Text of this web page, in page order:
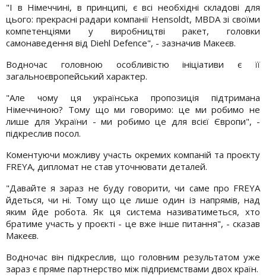
"І в Німеччині, в принципі, є всі необхідні складові для
цього: прекрасні радари компанії Hensoldt, MBDA зі своїми
компетенціями у виробництві ракет, головки
самонаведення від Diehl Defence", - зазначив Макеєв.
Водночас головною особливістю ініціативи є її
загальноєвропейський характер.
"Але чому ця українська пропозиція підтримана
Німеччиною? Тому що ми говоримо: це ми робимо не
лише для України - ми робимо це для всієї Європи", -
підкреслив посол.
Коментуючи можливу участь окремих компаній та проєкту
FREYA, дипломат не став уточнювати деталей.
"Давайте я зараз не буду говорити, чи саме про FREYA
йдеться, чи ні. Тому що це лише один із напрямів, над
яким йде робота. Як ця система називатиметься, хто
братиме участь у проєкті - це вже інше питання", - сказав
Макеєв.
Водночас він підкреслив, що головним результатом уже
зараз є пряме партнерство між підприємствами двох країн.